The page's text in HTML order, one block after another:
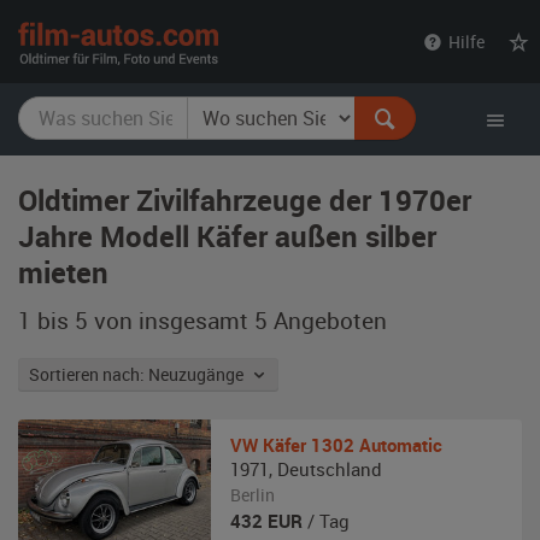
Hilfe
Oldtimer Zivilfahrzeuge der 1970er
Jahre Modell Käfer außen silber
mieten
1 bis 5 von insgesamt 5 Angeboten
Sortieren nach: Neuzugänge
VW Käfer 1302 Automatic
1971 , Deutschland
Berlin
432 EUR / Tag